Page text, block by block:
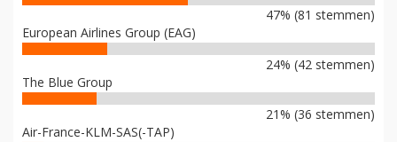
47% (81 stemmen)
European Airlines Group (EAG)
24% (42 stemmen)
The Blue Group
21% (36 stemmen)
Air-France-KLM-SAS(-TAP)